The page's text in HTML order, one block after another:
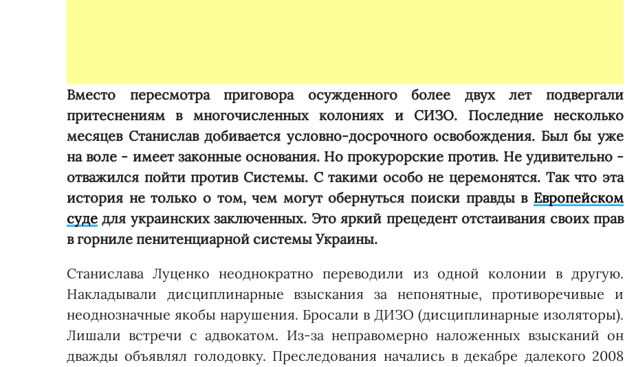
Вместо пересмотра приговора осужденного более двух лет подвергали
притеснениям в многочисленных колониях и СИЗО. Последние несколько
месяцев Станислав добивается условно-досрочного освобождения. Был бы уже
на воле - имеет законные основания. Но прокурорские против. Не удивительно -
отважился пойти против Cистемы. С такими особо не церемонятся. Так что эта
история не только о том, чем могут обернуться поиски правды в Европейском
суде для украинских заключенных. Это яркий прецедент отстаивания своих прав
в горниле пенитенциарной системы Украины.
Станислава Луценко неоднократно переводили из одной колонии в другую.
Накладывали дисциплинарные взыскания за непонятные, противоречивые и
неоднозначные якобы нарушения. Бросали в ДИЗО (дисцип­линарные изоляторы).
Лишали встре­чи с адвокатом. Из-за неправомерно наложенных взысканий он
дважды объявлял голодовку. Пресле­дования начались в декабре далекого 2008